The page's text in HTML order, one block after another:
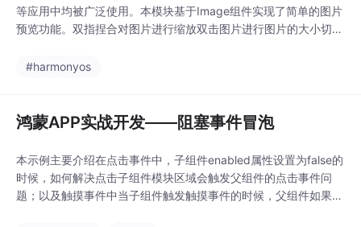
等应用中均被广泛使用。本模块基于Image组件实现了简单的图片
预览功能。双指捏合对图片进行缩放双击图片进行图片的大小切
图片查看图片的对应位置。
#harmonyos
鸿蒙APP实战开发——阻塞事件冒泡
本示例主要介绍在点击事件中，子组件enabled属性设置为false的
时候，如何解决点击子组件模块区域会触发父组件的点击事件问
题；以及触摸事件中当子组件触发触摸事件的时候，父组件如果设